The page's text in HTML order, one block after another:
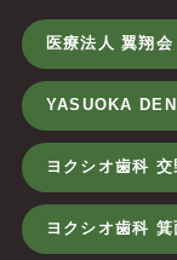
医療法人 翼翔会
YASUOKA
ヨクシオ歯科 交
ヨクシオ歯科 箕